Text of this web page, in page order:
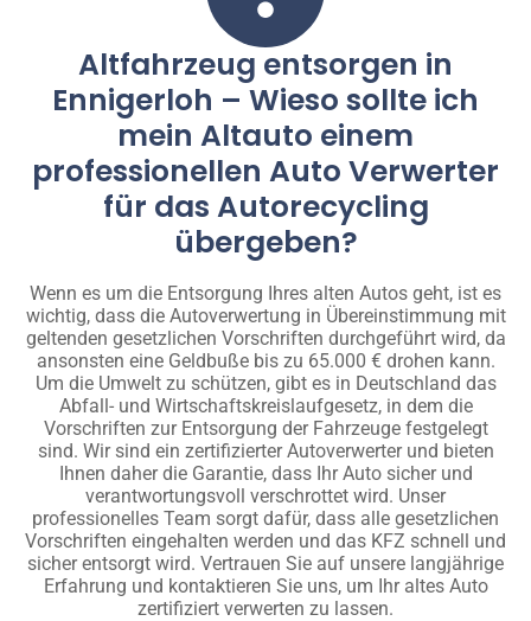
Altfahrzeug entsorgen in
Ennigerloh – Wieso sollte ich
mein Altauto einem
professionellen Auto Verwerter
für das Autorecycling
übergeben?
Wenn es um die Entsorgung Ihres alten Autos geht, ist es
wichtig, dass die Autoverwertung in Übereinstimmung mit
geltenden gesetzlichen Vorschriften durchgeführt wird, da
ansonsten eine Geldbuße bis zu 65.000 € drohen kann.
Um die Umwelt zu schützen, gibt es in Deutschland das
Abfall- und Wirtschaftskreislaufgesetz, in dem die
Vorschriften zur Entsorgung der Fahrzeuge festgelegt
sind. Wir sind ein zertifizierter Autoverwerter und bieten
Ihnen daher die Garantie, dass Ihr Auto sicher und
verantwortungsvoll verschrottet wird. Unser
professionelles Team sorgt dafür, dass alle gesetzlichen
Vorschriften eingehalten werden und das KFZ schnell und
sicher entsorgt wird. Vertrauen Sie auf unsere langjährige
Erfahrung und kontaktieren Sie uns, um Ihr altes Auto
zertifiziert verwerten zu lassen.